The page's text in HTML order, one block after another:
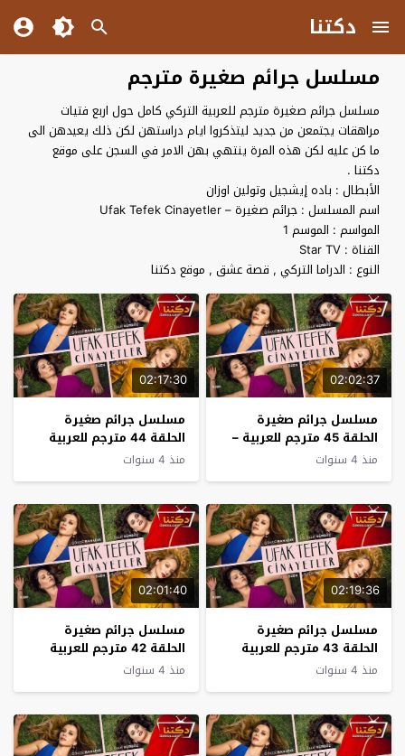
دكتنا
مسلسل جرائم صغيرة مترجم
مسلسل جرائم صغيرة مترجم للعربية التركي كامل حول اربع فتيات
مراهقات يجتمعن من جديد ليتذكروا ايام دراستهن لكن ذلك يعيدهن الى
ما كن عليه لكن هذه المرة ينتهي بهن الامر في السجن على موقع
دكتنا .
الأبطال : باده إيشجيل وتولين اوزان
اسم المسلسل : جرائم صغيرة – Ufak Tefek Cinayetler
المواسم : الموسم 1
القناة : Star TV
النوع : الدراما التركي , قصة عشق , موقع دكتنا
02:02:37
مسلسل جرائم صغيرة
الحلقة 45 مترجم للعربية –
الاخيرة
منذ 4 سنوات
02:17:30
مسلسل جرائم صغيرة
الحلقة 44 مترجم للعربية
منذ 4 سنوات
02:19:36
مسلسل جرائم صغيرة
الحلقة 43 مترجم للعربية
منذ 4 سنوات
02:01:40
مسلسل جرائم صغيرة
الحلقة 42 مترجم للعربية
منذ 4 سنوات